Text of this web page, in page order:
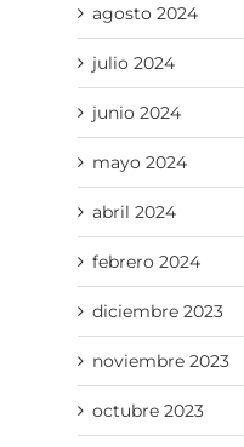
agosto 2024
julio 2024
junio 2024
mayo 2024
abril 2024
febrero 2024
diciembre 2023
noviembre 2023
octubre 2023